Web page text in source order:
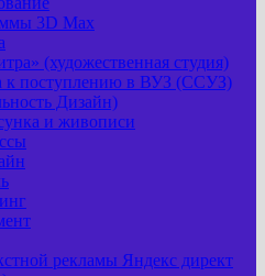
3D Max
(художественная студия)
к поступлению в ВУЗ (ССУЗ)
Дизайн)
и живописи
рекламы Яндекс директ